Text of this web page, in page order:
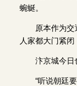
蜿蜒。
原本作为
人家都大门紧
汴京城今日
“听说朝廷